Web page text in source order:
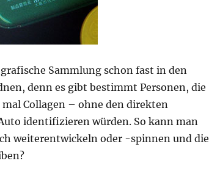
Sammlung schon fast in den
denn es gibt bestimmt Personen, die
Collagen – ohne den direkten
identifizieren würden. So kann man
weiterentwickeln oder -spinnen und die